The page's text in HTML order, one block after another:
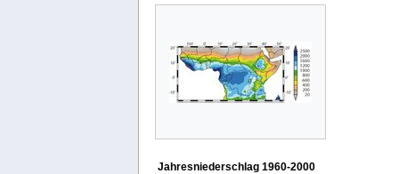
Jahresniederschlag 1960-2000